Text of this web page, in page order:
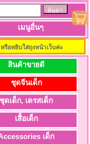
เมนูอื่นๆ
รือหยิบใส่ถุงหน้าเว็บค่ะ
สินค้าขายดี
ชุดจีนเด็ก
ชุดเด็ก, เดรสเด็ก
เสื้อเด็ก
เด็ก